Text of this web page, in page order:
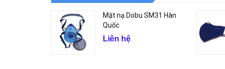
Mặt nạ Dobu SM31 Hàn
Quốc
Liên hệ